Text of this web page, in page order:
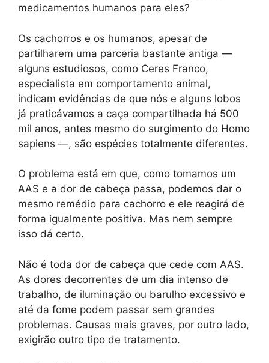
medicamentos humanos para eles?
Os cachorros e os humanos, apesar de
partilharem uma parceria bastante antiga —
alguns estudiosos, como Ceres Franco,
especialista em comportamento animal,
indicam evidências de que nós e alguns lobos
já praticávamos a caça compartilhada há 500
mil anos, antes mesmo do surgimento do Homo
sapiens —, são espécies totalmente diferentes.
O problema está em que, como tomamos um
AAS e a dor de cabeça passa, podemos dar o
mesmo remédio para cachorro e ele reagirá de
forma igualmente positiva. Mas nem sempre
isso dá certo.
Não é toda dor de cabeça que cede com AAS.
As dores decorrentes de um dia intenso de
trabalho, de iluminação ou barulho excessivo e
até da fome podem passar sem grandes
problemas. Causas mais graves, por outro lado,
exigirão outro tipo de tratamento.